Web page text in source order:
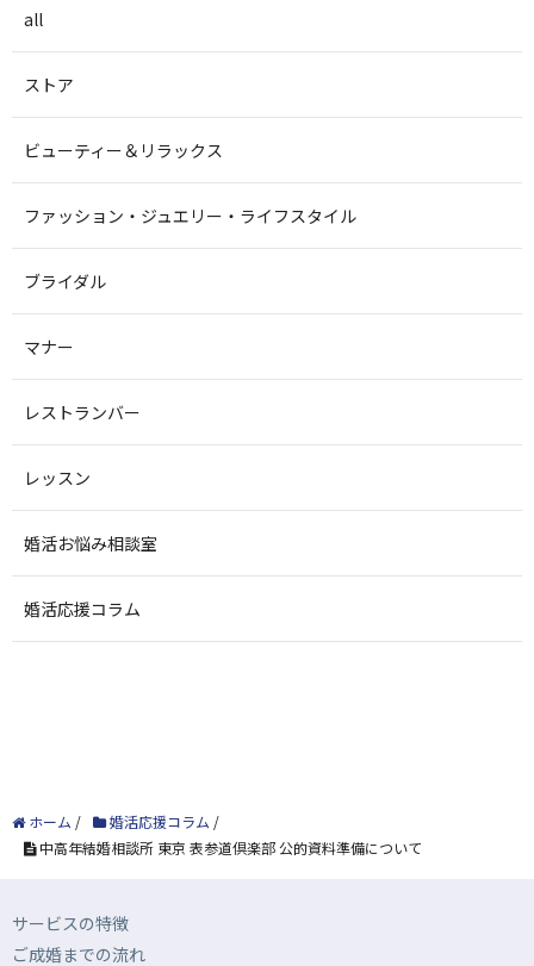
all
ストア
ビューティー＆リラックス
ファッション・ジュエリー・ライフスタイル
ブライダル
マナー
レストランバー
レッスン
婚活お悩み相談室
婚活応援コラム
ホーム / 婚活応援コラム /
中高年結婚相談所 東京 表参道倶楽部 公的資料準備について
サービスの特徴
ご成婚までの流れ